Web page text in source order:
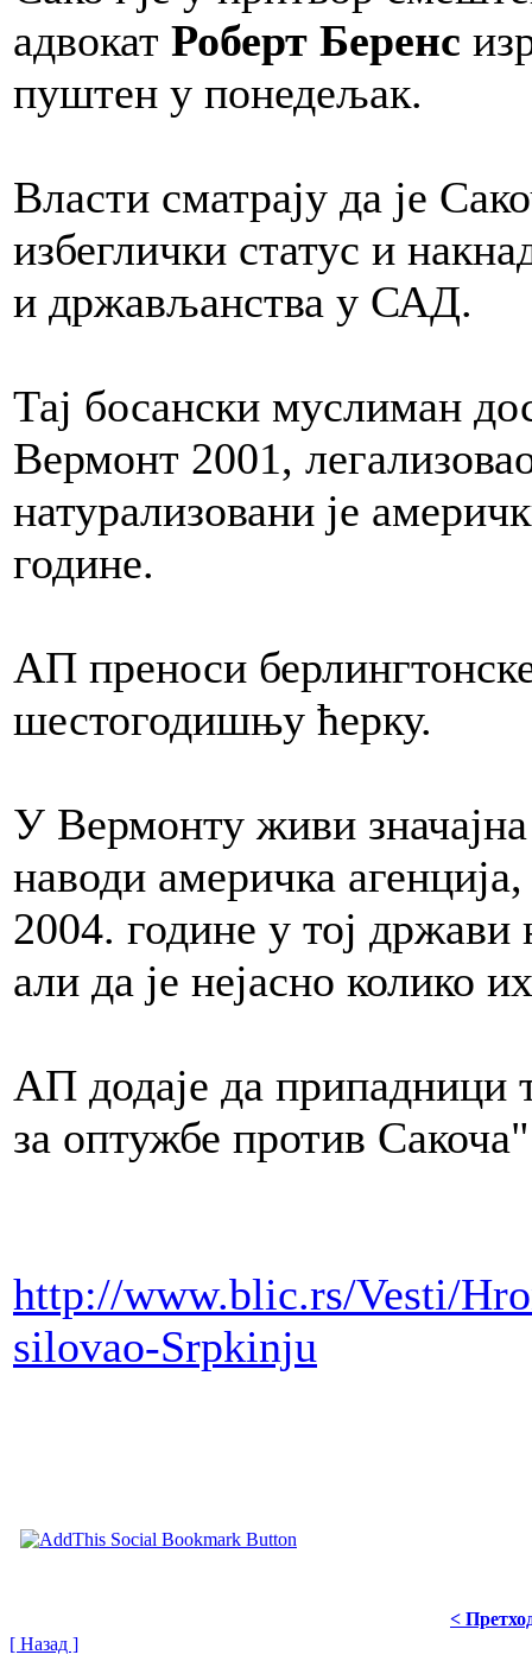
адвокат Роберт Беренс
пуштен у понедељак.
Власти сматрају да је
избеглички статус и
и држављанства у САД.
Тај босански муслиман
Вермонт 2001,
натурализовани је
године.
АП преноси
шестогодишњу ћерку.
У Вермонту живи
наводи америчка
2004. године у тој
али да је нејасно колико
АП додаје да припадници
за оптужбе против
http://www.blic.rs/Vesti/
silovao-Srpkinju
<
[ Назад ]